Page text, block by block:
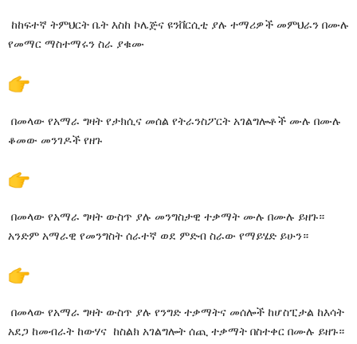
ከከፍተኛ ትምህርት ቤት እስከ ኮሌጅና ዩንቨርሲቲ ያሉ ተማሪዎች መምህራን በሙሉ
የመማር ማስተማሩን ስራ ያቁሙ
በመላው የአማራ ግዛት የታክሲና መሰል የትራንስፖርት አገልግሎቶች ሙሉ በሙሉ
ቆመው መንገዶች የዘጉ
በመላው የአማራ ግዛት ውስጥ ያሉ መንግስታዊ ተቃማት ሙሉ በሙሉ ይዘጉ።
አንድም አማራዊ የመንግስት ሰራተኛ ወደ ምድብ ስራው የማይሄድ ይሁን።
በመላው የአማራ ግዛት ውስጥ ያሉ የንግድ ተቃማትና መሰሎች ከሆስፒታል ከእሳት
አደጋ ከመብራት ከውሃና ከስልክ አገልግሎት ሰጪ ተቃማት በስተቀር በሙሉ ይዘጉ።